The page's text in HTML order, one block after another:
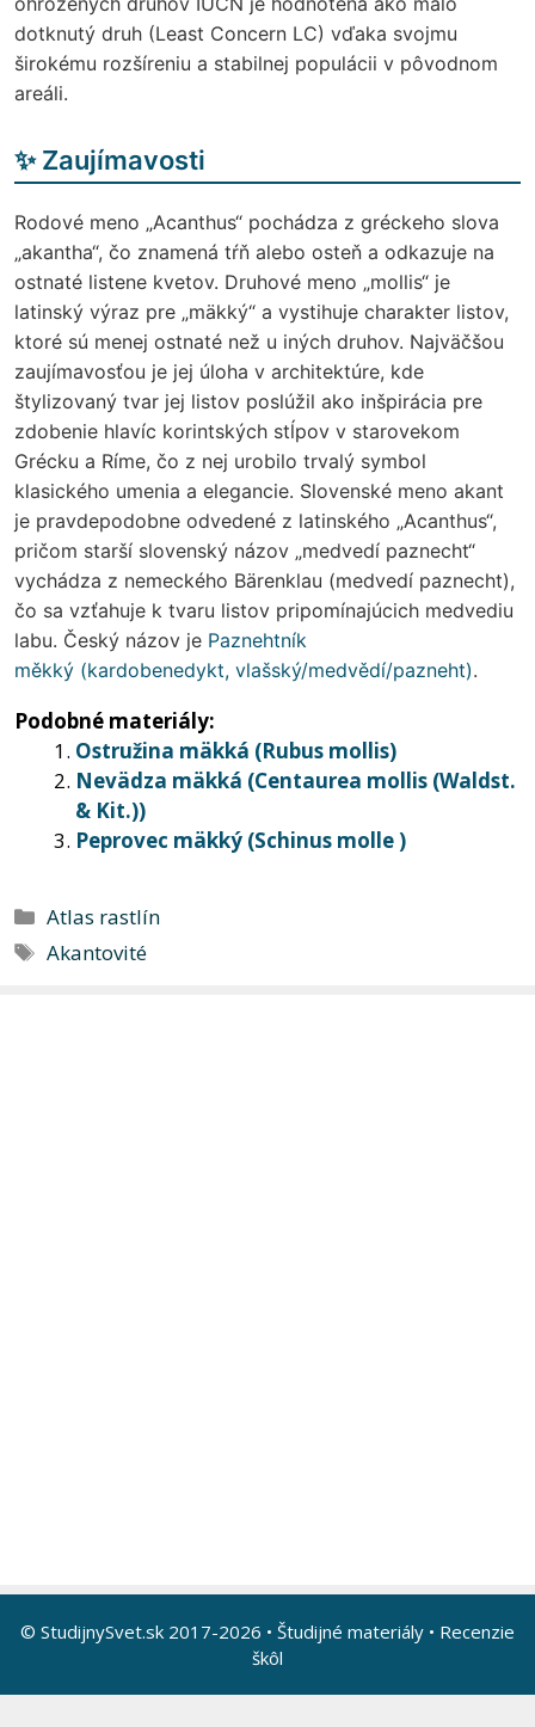
dotknutý druh (Least Concern LC) vďaka svojmu
širokému rozšíreniu a stabilnej populácii v pôvodnom
areáli.
✨ Zaujímavosti
Rodové meno „Acanthus“ pochádza z gréckeho slova
„akantha“, čo znamená tŕň alebo osteň a odkazuje na
ostnaté listene kvetov. Druhové meno „mollis“ je
latinský výraz pre „mäkký“ a vystihuje charakter listov,
ktoré sú menej ostnaté než u iných druhov. Najväčšou
zaujímavosťou je jej úloha v architektúre, kde
štylizovaný tvar jej listov poslúžil ako inšpirácia pre
zdobenie hlavíc korintských stĺpov v starovekom
Grécku a Ríme, čo z nej urobilo trvalý symbol
klasického umenia a elegancie. Slovenské meno akant
je pravdepodobne odvedené z latinského „Acanthus“,
pričom starší slovenský názov „medvedí paznecht“
vychádza z nemeckého Bärenklau (medvedí paznecht),
čo sa vzťahuje k tvaru listov pripomínajúcich medvediu
labu. Český názov je Paznehtník
měkký (kardobenedykt, vlašský/medvědí/pazneht).
Podobné materiály:
Ostružina mäkká (Rubus mollis)
Nevädza mäkká (Centaurea mollis (Waldst.
& Kit.))
Peprovec mäkký (Schinus molle )
Kategórie
Atlas rastlín
Značky
Akantovité
© StudijnySvet.sk 2017-2026 • Študijné materiály • Recenzie
škôl